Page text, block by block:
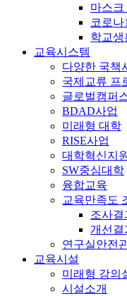
마스크
코로나
학교
교육시스템
다양한 국책
국제교류 프
글로벌캠퍼
BDAD사업
미래형 대학
RISE사업
대학혁신지
SW중심대학
융합교육
교육만족도
조사결
개선결
연구실안전
교육시설
미래형 강의
시설소개